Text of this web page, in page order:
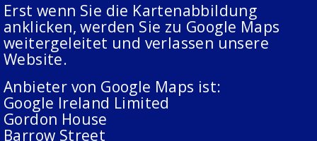
Erst wenn Sie die Kartenabbildung
anklicken, werden Sie zu Google Maps
weitergeleitet und verlassen unsere
Website.
Anbieter von Google Maps ist:
Google Ireland Limited
Gordon House
Barrow Street